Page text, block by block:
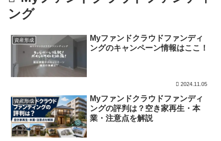
ング
資産形成
Myファンドクラウドファンディ
ングのキャンペーン情報はここ！
2024.11.05
資産形成
Myファンドクラウドファンディ
ングの評判は？空き家再生・本
業・注意点を解説